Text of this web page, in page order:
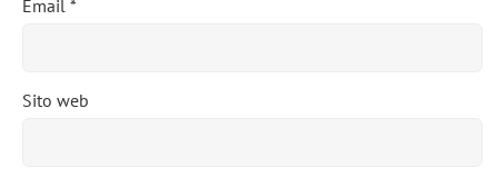
Email *
Sito web